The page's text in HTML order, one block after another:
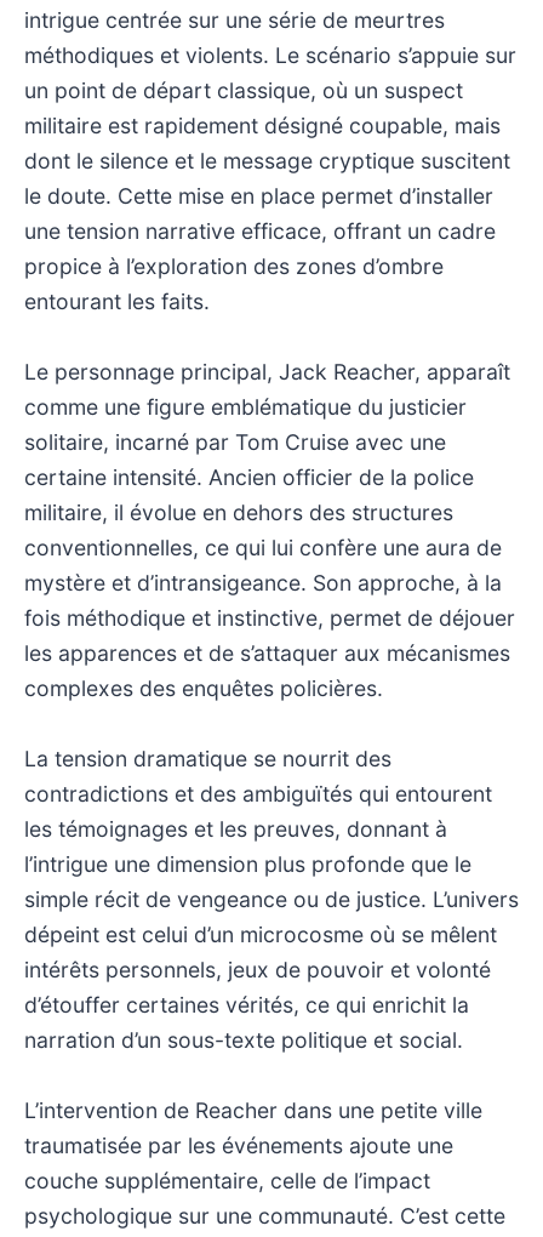
intrigue centrée sur une série de meurtres
méthodiques et violents. Le scénario s’appuie sur
un point de départ classique, où un suspect
militaire est rapidement désigné coupable, mais
dont le silence et le message cryptique suscitent
le doute. Cette mise en place permet d’installer
une tension narrative efficace, offrant un cadre
propice à l’exploration des zones d’ombre
entourant les faits.
Le personnage principal, Jack Reacher, apparaît
comme une figure emblématique du justicier
solitaire, incarné par Tom Cruise avec une
certaine intensité. Ancien officier de la police
militaire, il évolue en dehors des structures
conventionnelles, ce qui lui confère une aura de
mystère et d’intransigeance. Son approche, à la
fois méthodique et instinctive, permet de déjouer
les apparences et de s’attaquer aux mécanismes
complexes des enquêtes policières.
La tension dramatique se nourrit des
contradictions et des ambiguïtés qui entourent
les témoignages et les preuves, donnant à
l’intrigue une dimension plus profonde que le
simple récit de vengeance ou de justice. L’univers
dépeint est celui d’un microcosme où se mêlent
intérêts personnels, jeux de pouvoir et volonté
d’étouffer certaines vérités, ce qui enrichit la
narration d’un sous-texte politique et social.
L’intervention de Reacher dans une petite ville
traumatisée par les événements ajoute une
couche supplémentaire, celle de l’impact
psychologique sur une communauté. C’est cette